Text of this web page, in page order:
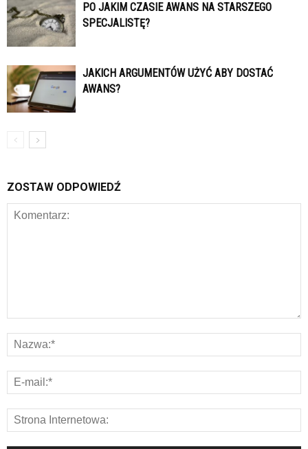
PO JAKIM CZASIE AWANS NA STARSZEGO
SPECJALISTĘ?
JAKICH ARGUMENTÓW UŻYĆ ABY DOSTAĆ
AWANS?
ZOSTAW ODPOWIEDŹ